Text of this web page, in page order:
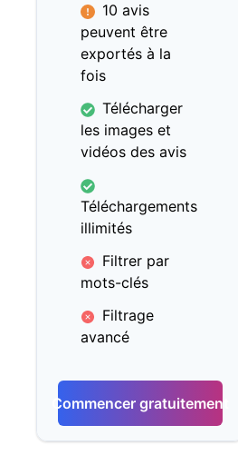
10 avis
peuvent être
exportés à la
fois
Télécharger
les images et
vidéos des avis
Téléchargements
illimités
Filtrer par
mots-clés
Filtrage
avancé
Commencer gratuitement